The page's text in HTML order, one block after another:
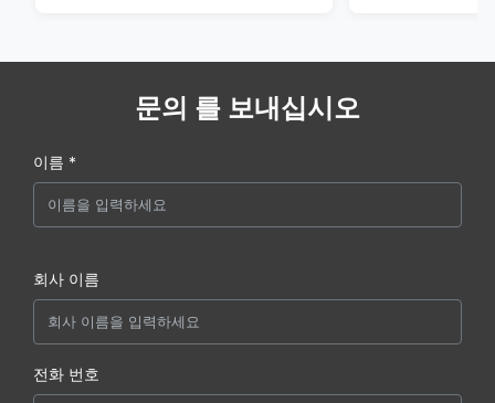
문의 를 보내십시오
이름 *
회사 이름
전화 번호